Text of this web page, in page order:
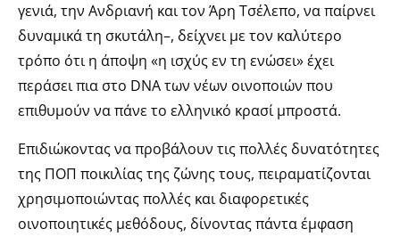
γενιά, την Ανδριανή και τον Άρη Τσέλεπο, να παίρνει
δυναμικά τη σκυτάλη–, δείχνει με τον καλύτερο
τρόπο ότι η άποψη «η ισχύς εν τη ενώσει» έχει
περάσει πια στο DNA των νέων οινοποιών που
επιθυμούν να πάνε το ελληνικό κρασί μπροστά.
Επιδιώκοντας να προβάλουν τις πολλές δυνατότητες
της ΠΟΠ ποικιλίας της ζώνης τους, πειραματίζονται
χρησιμοποιώντας πολλές και διαφορετικές
οινοποιητικές μεθόδους, δίνοντας πάντα έμφαση